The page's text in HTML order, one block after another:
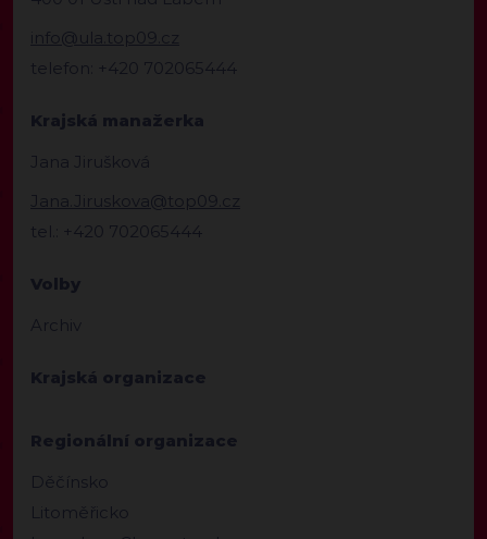
info@ula.top09.cz
telefon: +420 702065444
Krajská manažerka
Jana Jirušková
Jana.Jiruskova@top09.cz
tel.: +420 702065444
Volby
Archiv
Krajská organizace
Regionální organizace
Děčínsko
Litoměřicko